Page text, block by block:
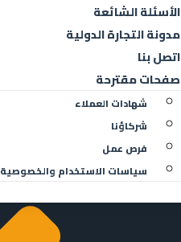
الأسئلة الشائعة
مدونة التجارة الدولية
اتصل بنا
صفحات مقترحة
شهادات العملاء
شركاؤنا
فرص عمل
سياسات الاستخدام والخصوصية